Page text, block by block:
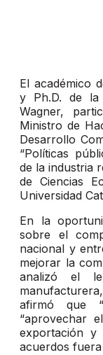
El académico
y Ph.D. de la
Wagner,
Ministro de
Desarrollo
“Políticas
de la industria
de Ciencias
Universidad
En la
sobre el
nacional y
mejorar la
analizó el
afirmó que
“aprovechar
exportación y
acuerdos